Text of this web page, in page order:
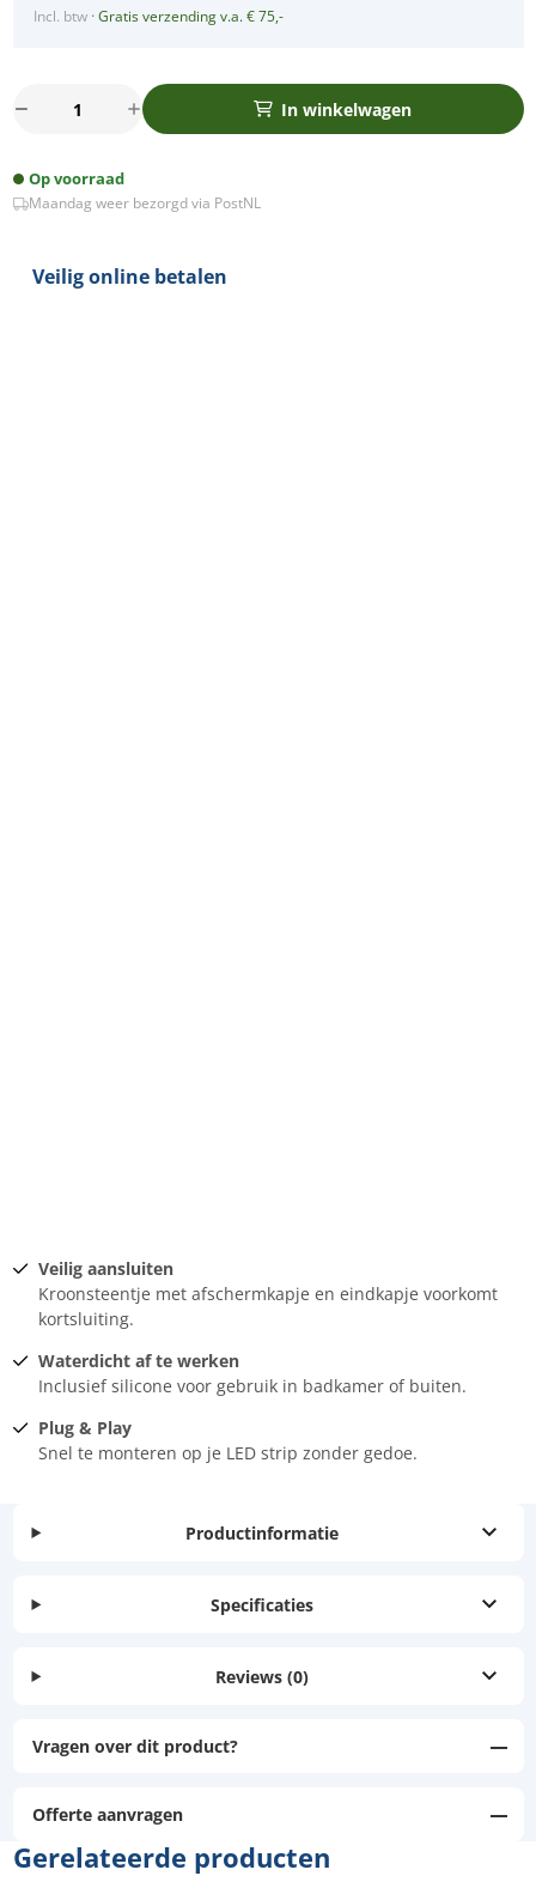
Incl. btw ·Gratis verzending v.a. € 75,-
Aansluitset
strip
aantal
In winkelwagen
Op voorraad
Maandag weer bezorgd via PostNL
Veilig online betalen
Veilig aansluiten
Kroonsteentje met afschermkapje en eindkapje voorkomt
kortsluiting.
Waterdicht af te werken
Inclusief silicone voor gebruik in badkamer of buiten.
Plug & Play
Snel te monteren op je LED strip zonder gedoe.
Productinformatie
Specificaties
Reviews (0)
Vragen over dit product?
Offerte aanvragen
Gerelateerde producten